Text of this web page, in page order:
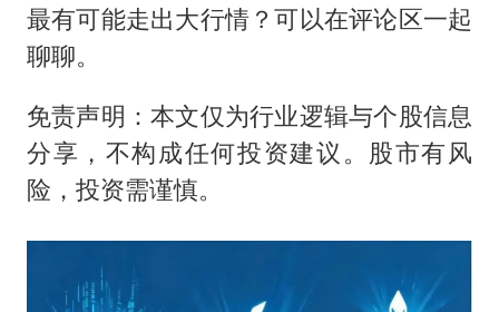
最有可能走出大行情？可以在评论区一起
聊聊。
免责声明：本文仅为行业逻辑与个股信息
分享，不构成任何投资建议。股市有风
险，投资需谨慎。